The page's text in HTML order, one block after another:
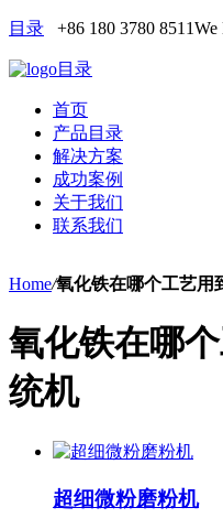
目录 +86 180 3780 8511We
目录
首页
产品目录
解决方案
成功案例
关于我们
联系我们
Home/氧化铁在哪个工艺用
氧化铁在哪
统机
超细微粉磨粉机